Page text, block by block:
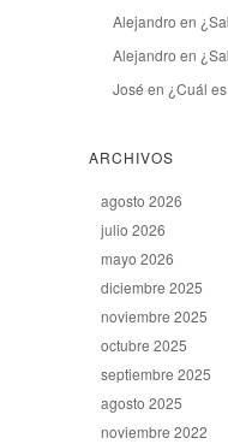
Alejandro en
Alejandro en
José en ¿Cuál
ARCHIVOS
agosto 2026
julio 2026
mayo 2026
diciembre 2025
noviembre 2025
octubre 2025
septiembre 2025
agosto 2025
noviembre 2022